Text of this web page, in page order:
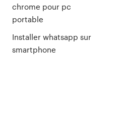
chrome pour pc
portable
Installer whatsapp sur
smartphone